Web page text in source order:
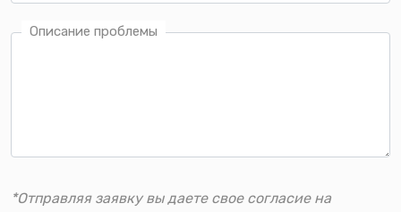
Описание проблемы
*Отправляя заявку вы даете свое согласие на